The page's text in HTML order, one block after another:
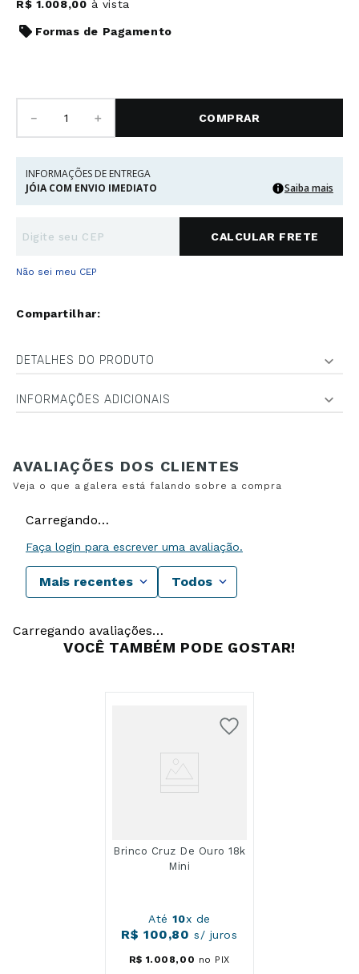
R$ 1.008,00 à vista
Formas de Pagamento
＋
－ COMPRAR
INFORMAÇÕES DE ENTREGA
JÓIA COM ENVIO IMEDIATO
Saiba mais
Não sei meu CEP
DETALHES DO PRODUTO
INFORMAÇÕES ADICIONAIS
Carregando…
Faça login para escrever uma avaliação.
Mais recentes Todos
Carregando avaliações…
VOCÊ TAMBÉM PODE GOSTAR!
Brinco Cruz De Ouro 18k
Mini
Até10x de
R$ 100,80 s/ juros
R$ 1. 008, 00 no PIX